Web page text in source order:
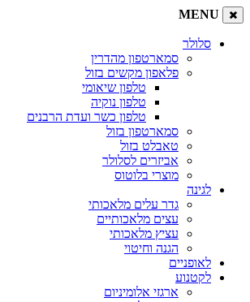
MENU
סלולר
סמארטפון מהדרין
פלאפון מקשים בזול
טלפון שיאומי
טלפון נוקיה
טלפון כשר ועדת הרבנים
סמארטפון בזול
טאבלט בזול
אביזרים לסלולר
מוצרי בלוטוס
לגינה
גדר עלים מלאכותי
עצים מלאכותיים
עציץ מלאכותי
הגנה וחיטוי
לאופניים
לקטנוע
ארגזי אלומיניום